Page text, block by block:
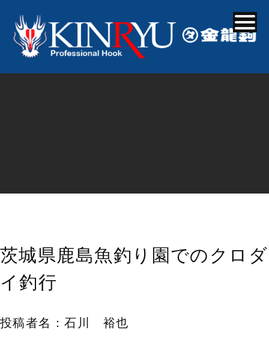
茨城県鹿島魚釣り園でのクロダ
イ釣行
投稿者名：石川 裕也